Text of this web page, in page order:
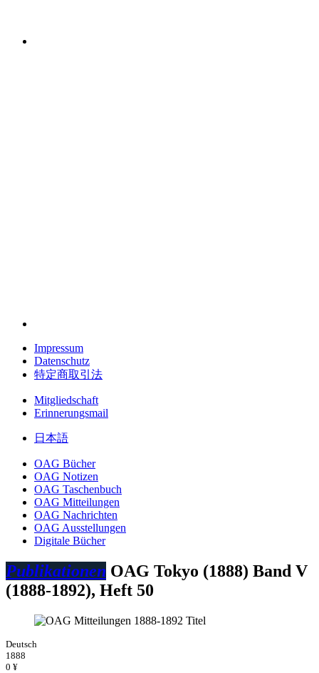
Impressum
Datenschutz
特定商取引法
Mitgliedschaft
Erinnerungsmail
日本語
OAG Bücher
OAG Notizen
OAG Taschenbuch
OAG Mitteilungen
OAG Nachrichten
OAG Ausstellungen
Digitale Bücher
Publikationen OAG Tokyo (1888) Band V
(1888-1892), Heft 50
Deutsch
1888
0 ¥